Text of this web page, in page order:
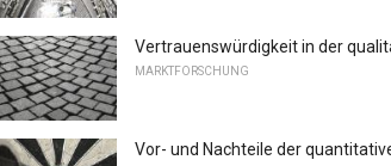
Vertrauenswürdigkeit in der
MARKTFORSCHUNG
Vor- und Nachteile der